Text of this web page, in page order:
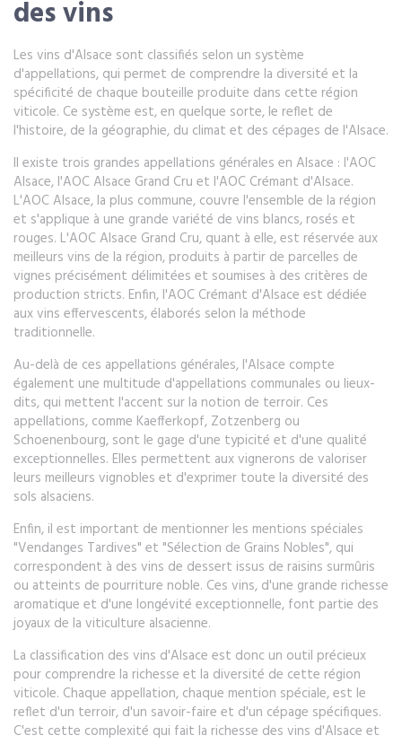
des vins
Les vins d'Alsace sont classifiés selon un système
d'appellations, qui permet de comprendre la diversité et la
spécificité de chaque bouteille produite dans cette région
viticole. Ce système est, en quelque sorte, le reflet de
l'histoire, de la géographie, du climat et des cépages de l'Alsace.
Il existe trois grandes appellations générales en Alsace : l'AOC
Alsace, l'AOC Alsace Grand Cru et l'AOC Crémant d'Alsace.
L'AOC Alsace, la plus commune, couvre l'ensemble de la région
et s'applique à une grande variété de vins blancs, rosés et
rouges. L'AOC Alsace Grand Cru, quant à elle, est réservée aux
meilleurs vins de la région, produits à partir de parcelles de
vignes précisément délimitées et soumises à des critères de
production stricts. Enfin, l'AOC Crémant d'Alsace est dédiée
aux vins effervescents, élaborés selon la méthode
traditionnelle.
Au-delà de ces appellations générales, l'Alsace compte
également une multitude d'appellations communales ou lieux-
dits, qui mettent l'accent sur la notion de terroir. Ces
appellations, comme Kaefferkopf, Zotzenberg ou
Schoenenbourg, sont le gage d'une typicité et d'une qualité
exceptionnelles. Elles permettent aux vignerons de valoriser
leurs meilleurs vignobles et d'exprimer toute la diversité des
sols alsaciens.
Enfin, il est important de mentionner les mentions spéciales
"Vendanges Tardives" et "Sélection de Grains Nobles", qui
correspondent à des vins de dessert issus de raisins surmûris
ou atteints de pourriture noble. Ces vins, d'une grande richesse
aromatique et d'une longévité exceptionnelle, font partie des
joyaux de la viticulture alsacienne.
La classification des vins d'Alsace est donc un outil précieux
pour comprendre la richesse et la diversité de cette région
viticole. Chaque appellation, chaque mention spéciale, est le
reflet d'un terroir, d'un savoir-faire et d'un cépage spécifiques.
C'est cette complexité qui fait la richesse des vins d'Alsace et